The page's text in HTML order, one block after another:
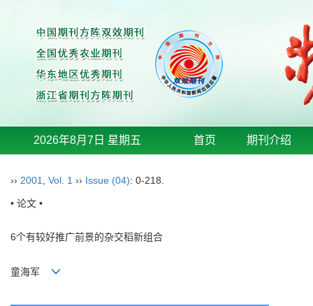
2026年8月7日 星期五 首页 期刊介绍
›› 2001 Vol. 1 ›› Issue (04): 0-218.
• 论文 •
6个有较好推广前景的杂交稻新组合
童海军